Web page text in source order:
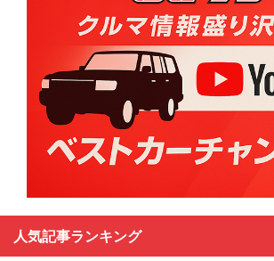
人気記事ランキング